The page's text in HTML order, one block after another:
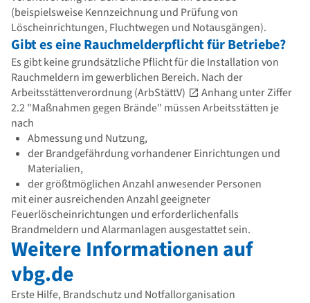
(beispielsweise Kennzeichnung und Prüfung von
Löscheinrichtungen, Fluchtwegen und Notausgängen).
Gibt es eine Rauchmelderpflicht für Betriebe?
Es gibt keine grundsätzliche Pflicht für die Installation von
Rauchmeldern im gewerblichen Bereich. Nach der
Arbeitsstättenverordnung (ArbStättV)
Anhang unter Ziffer
2.2 "Maßnahmen gegen Brände" müssen Arbeitsstätten je
nach
Abmessung und Nutzung,
der Brandgefährdung vorhandener Einrichtungen und
Materialien,
der größtmöglichen Anzahl anwesender Personen
mit einer ausreichenden Anzahl geeigneter
Feuerlöscheinrichtungen und erforderlichenfalls
Brandmeldern und Alarmanlagen ausgestattet sein.
Weitere Informationen auf
vbg.de
Erste Hilfe, Brandschutz und Notfallorganisation